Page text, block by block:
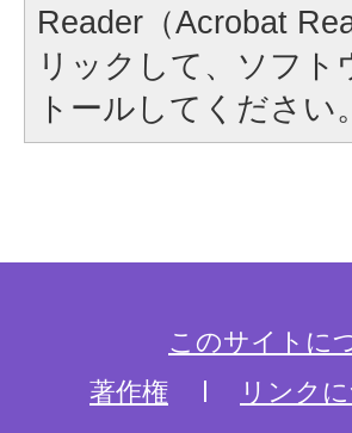
Reader（Acrobat
リックして、ソフ
トールしてください。
このサイトに
著作権
リンク